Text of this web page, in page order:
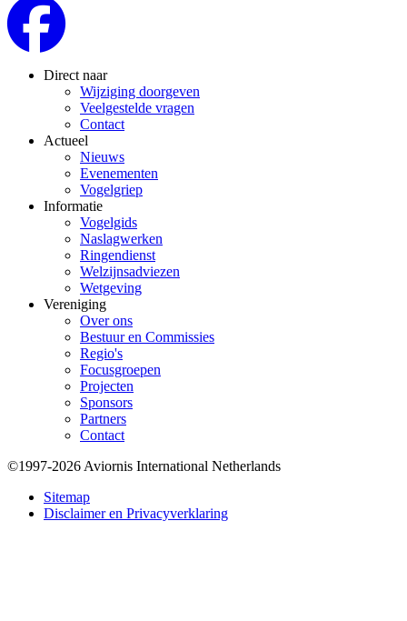
Direct naar
Wijziging doorgeven
Veelgestelde vragen
Contact
Actueel
Nieuws
Evenementen
Vogelgriep
Informatie
Vogelgids
Naslagwerken
Ringendienst
Welzijnsadviezen
Wetgeving
Vereniging
Over ons
Bestuur en Commissies
Regio's
Focusgroepen
Projecten
Sponsors
Partners
Contact
Bottom
©1997-2026 Aviornis International Netherlands
Sitemap
Disclaimer en Privacyverklaring